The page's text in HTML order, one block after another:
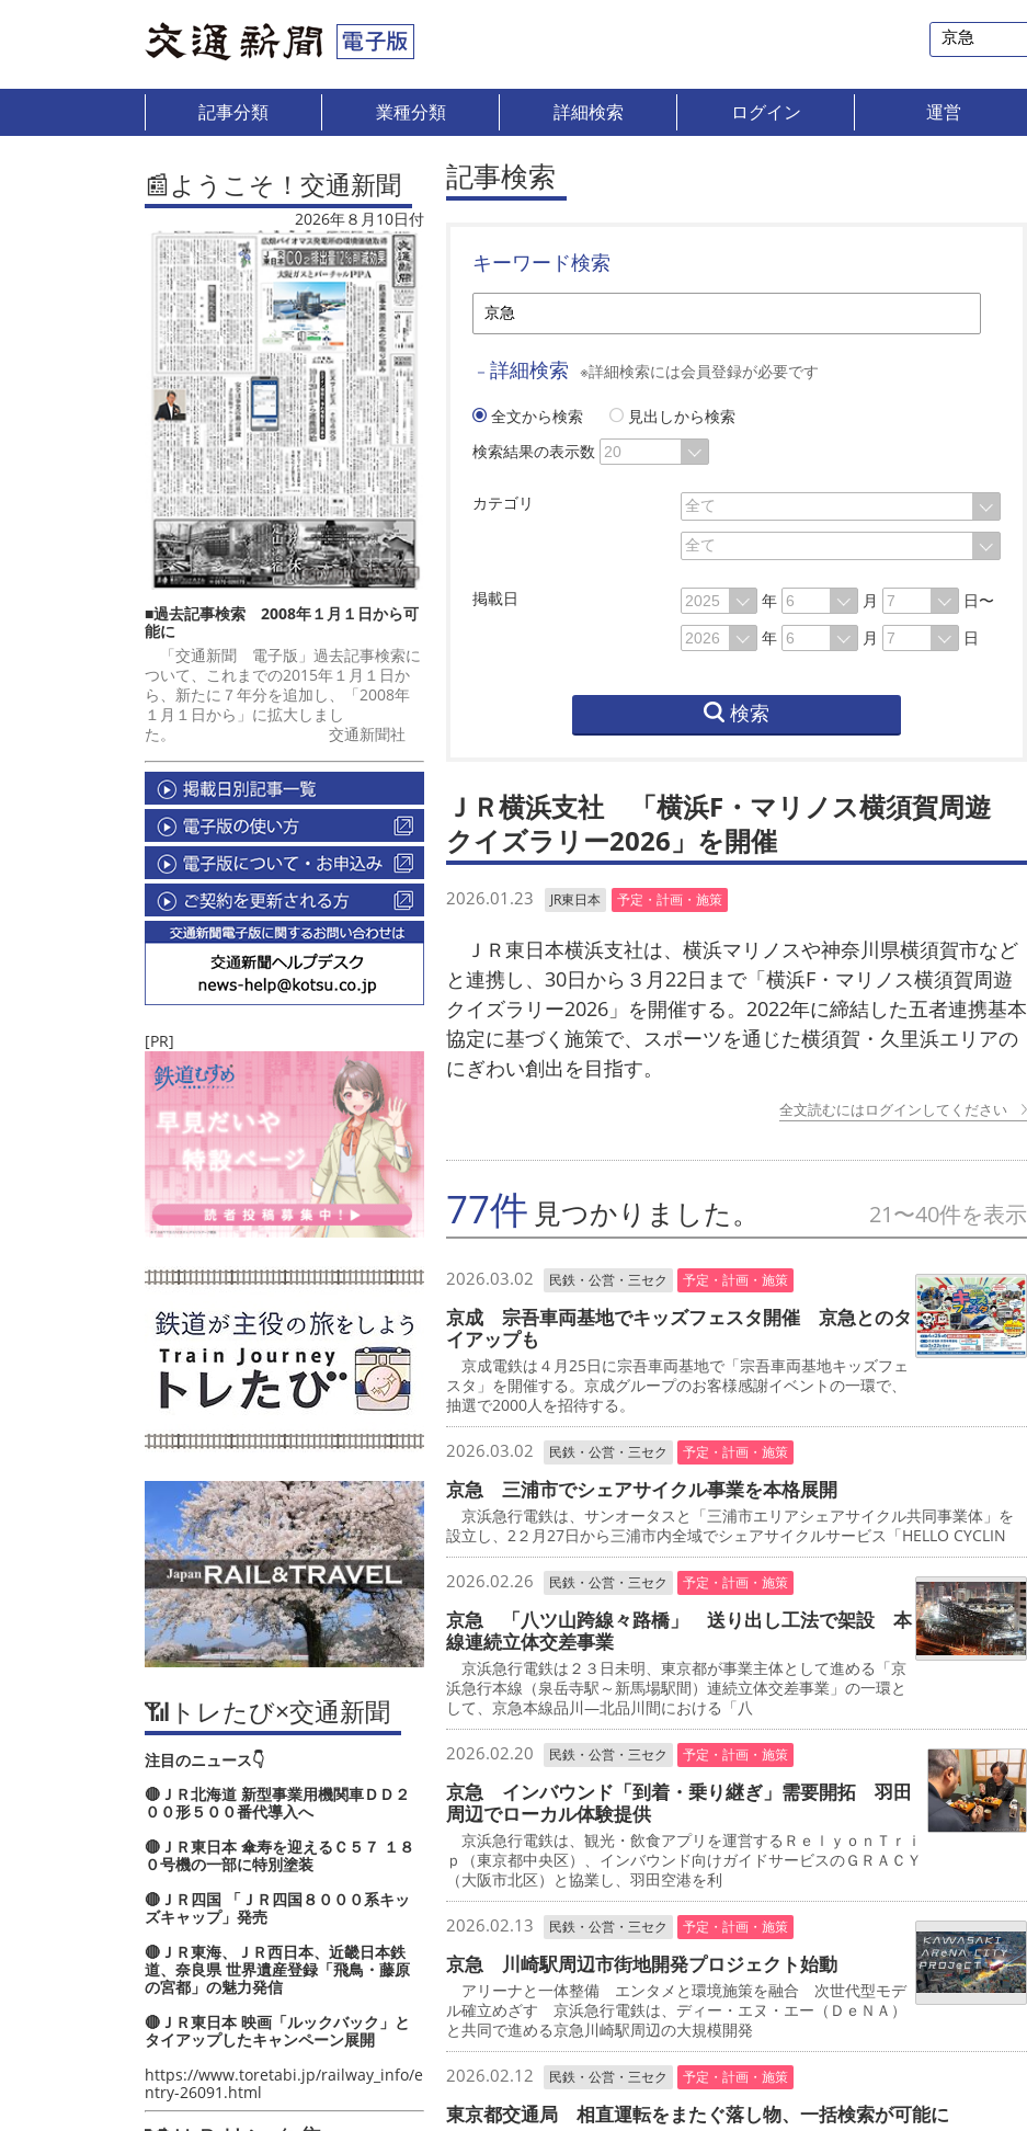
記事分類 業種分類 詳細検索 ログイン 運営
📰ようこそ！交通新聞
2026年８月10日付
■過去記事検索 2008年１月１日から可
能に
「交通新聞 電子版」過去記事検索に
ついて、これまでの2015年１月１日か
ら、新たに７年分を追加し、「2008年
１月１日から」に拡大しまし
た。 交通新聞社
[PR]
📶トレたび×交通新聞
注目のニュース👇
🔴ＪＲ北海道 新型事業用機関車ＤＤ２
００形５００番代導入へ
🔴ＪＲ東日本 傘寿を迎えるＣ５７ １８
０号機の一部に特別塗装
🔴ＪＲ四国 「ＪＲ四国８０００系キッ
ズキャップ」発売
🔴ＪＲ東海、ＪＲ西日本、近畿日本鉄
道、奈良県 世界遺産登録「飛鳥・藤原
の宮都」の魅力発信
🔴ＪＲ東日本 映画「ルックバック」と
タイアップしたキャンペーン展開
https://www.toretabi.jp/railway_info/e
ntry-26091.html
記事検索
キーワード検索
－ 詳細検索 ※詳細検索には会員登録が必要です
全文から検索
見出しから検索
検索結果の表示数
カテゴリ
掲載日 年 月
日〜
年
月 日
検索
ＪＲ横浜支社 「横浜F・マリノス横須賀周遊
クイズラリー2026」を開催
2026.01.23 JR東日本 予定・計画・施策
ＪＲ東日本横浜支社は、横浜マリノスや神奈川県横須賀市など
と連携し、30日から３月22日まで「横浜F・マリノス横須賀周遊
クイズラリー2026」を開催する。2022年に締結した五者連携基本
協定に基づく施策で、スポーツを通じた横須賀・久里浜エリアの
にぎわい創出を目指す。
全文読むにはログインしてください
77件 見つかりました。 21〜40件を表示
2026.03.02 民鉄・公営・三セク 予定・計画・施策
京成 宗吾車両基地でキッズフェスタ開催 京急とのタ
イアップも
京成電鉄は４月25日に宗吾車両基地で「宗吾車両基地キッズフェ
スタ」を開催する。京成グループのお客様感謝イベントの一環で、
抽選で2000人を招待する。
2026.03.02 民鉄・公営・三セク 予定・計画・施策
京急 三浦市でシェアサイクル事業を本格展開
京浜急行電鉄は、サンオータスと「三浦市エリアシェアサイクル共同事業体」を
設立し、2２月27日から三浦市内全域でシェアサイクルサービス「HELLO CYCLIN
2026.02.26 民鉄・公営・三セク 予定・計画・施策
京急 「八ツ山跨線々路橋」 送り出し工法で架設 本
線連続立体交差事業
京浜急行電鉄は２３日未明、東京都が事業主体として進める「京
浜急行本線（泉岳寺駅～新馬場駅間）連続立体交差事業」の一環と
して、京急本線品川―北品川間における「八
2026.02.20 民鉄・公営・三セク 予定・計画・施策
京急 インバウンド「到着・乗り継ぎ」需要開拓 羽田
周辺でローカル体験提供
京浜急行電鉄は、観光・飲食アプリを運営するＲｅｌｙｏｎＴｒｉ
ｐ（東京都中央区）、インバウンド向けガイドサービスのＧＲＡＣＹ
（大阪市北区）と協業し、羽田空港を利
2026.02.13 民鉄・公営・三セク 予定・計画・施策
京急 川崎駅周辺市街地開発プロジェクト始動
アリーナと一体整備 エンタメと環境施策を融合 次世代型モデ
ル確立めざす 京浜急行電鉄は、ディー・エヌ・エー（ＤｅＮＡ）
と共同で進める京急川崎駅周辺の大規模開発
2026.02.12 民鉄・公営・三セク 予定・計画・施策
東京都交通局 相直運転をまたぐ落し物、一括検索が可能に